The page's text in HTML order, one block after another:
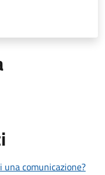
comunicazione?